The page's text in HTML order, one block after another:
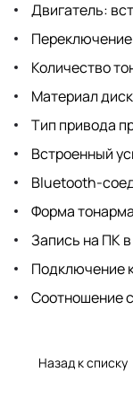
Двигатель:
Количество
Материал
Тип привода
Встроенный
Bluetooth-
Форма
Запись на ПК
Подключение
Соотношение
Назад к списку